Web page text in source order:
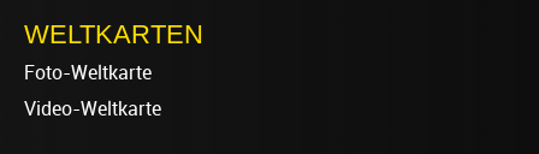
WELTKARTEN
Foto-Weltkarte
Video-Weltkarte